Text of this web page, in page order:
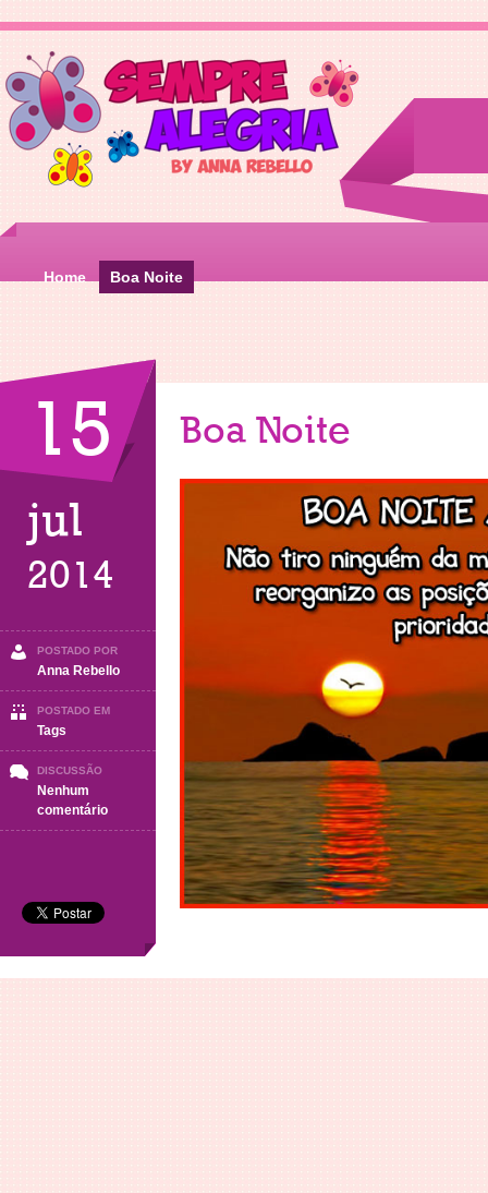
Home Boa Noite
15
jul
2014
POSTADO POR
Anna Rebello
POSTADO EM
Tags
DISCUSSÃO
Nenhum
comentárioem
Boa
Boa Noite